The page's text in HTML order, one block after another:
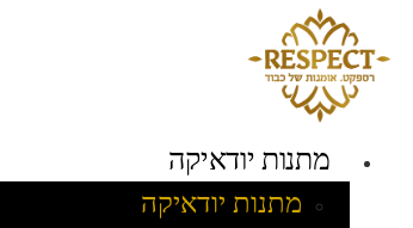
מתנות יודאיקה
מתנות יודאיקה